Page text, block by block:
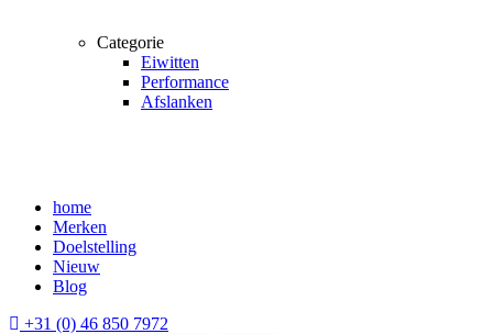
Categorie
Eiwitten
Performance
Afslanken
home
Merken
Doelstelling
Nieuw
Blog
+31 (0) 46 850 7972